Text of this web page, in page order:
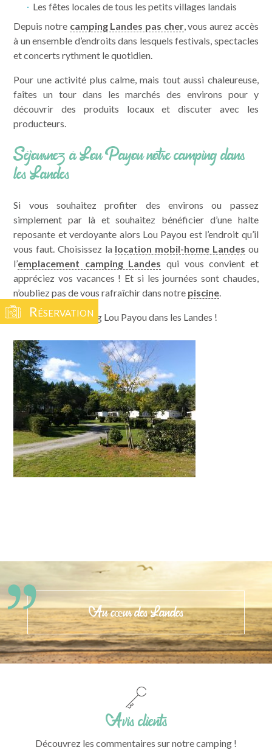
Réservation
Les fêtes locales de tous les petits villages landais
Depuis notre camping Landes pas cher, vous aurez accès
à un ensemble d’endroits dans lesquels festivals, spectacles
et concerts rythment le quotidien.
Pour une activité plus calme, mais tout aussi chaleureuse,
faîtes un tour dans les marchés des environs pour y
découvrir des produits locaux et discuter avec les
producteurs.
Séjournez à Lou Payou notre camping dans
les Landes
Si vous souhaitez profiter des environs ou passez
simplement par là et souhaitez bénéficier d’une halte
reposante et verdoyante alors Lou Payou est l’endroit qu’il
vous faut. Choisissez la location mobil-home Landes ou
l’emplacement camping Landes qui vous convient et
appréciez vos vacances ! Et si les journées sont chaudes,
n’oubliez pas de vous rafraîchir dans notre piscine.
À bientôt au camping Lou Payou dans les Landes !
Au cœur des Landes
Avis clients
Découvrez les commentaires sur notre camping !